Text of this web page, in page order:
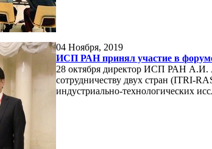
04 Ноября, 2019
ИСП РАН принял участие в
28 октября директор ИСП РАН А.И.
сотрудничеству двух стран (ITRI-
индустриально-технологических